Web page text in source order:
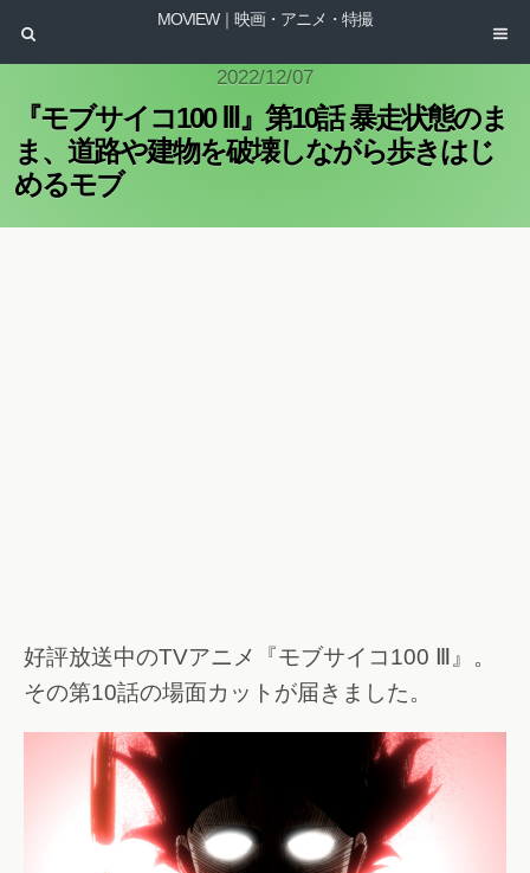
MOVIEW｜映画・アニメ・特撮
2022/12/07
『モブサイコ100 Ⅲ』第10話 暴走状態のま
ま、道路や建物を破壊しながら歩きはじ
めるモブ
好評放送中のTVアニメ『モブサイコ100 Ⅲ』。
その第10話の場面カットが届きました。